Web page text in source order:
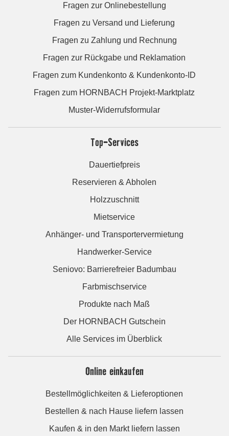
Fragen zur Onlinebestellung
Fragen zu Versand und Lieferung
Fragen zu Zahlung und Rechnung
Fragen zur Rückgabe und Reklamation
Fragen zum Kundenkonto & Kundenkonto-ID
Fragen zum HORNBACH Projekt-Marktplatz
Muster-Widerrufsformular
Top-Services
Dauertiefpreis
Reservieren & Abholen
Holzzuschnitt
Mietservice
Anhänger- und Transportervermietung
Handwerker-Service
Seniovo: Barrierefreier Badumbau
Farbmischservice
Produkte nach Maß
Der HORNBACH Gutschein
Alle Services im Überblick
Online einkaufen
Bestellmöglichkeiten & Lieferoptionen
Bestellen & nach Hause liefern lassen
Kaufen & in den Markt liefern lassen